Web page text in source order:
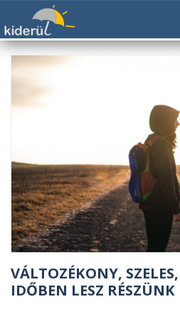
VÁLTOZÉKONY,
IDŐBEN LESZ RÉSZÜNK